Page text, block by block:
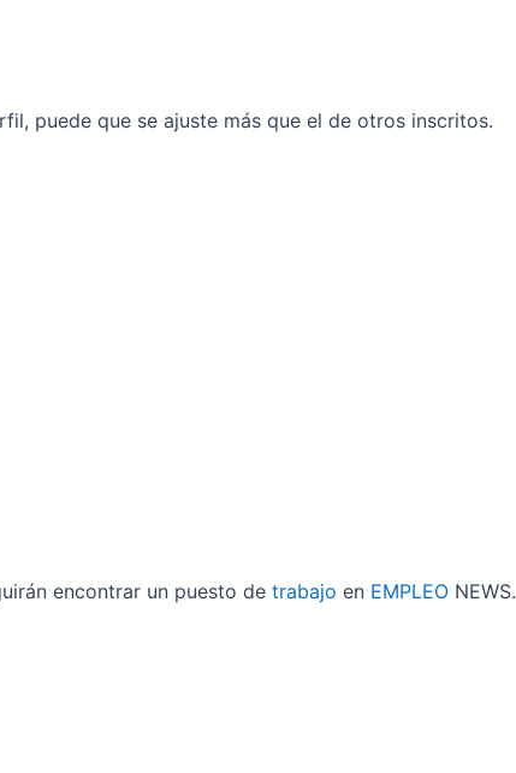
puede que se ajuste más que el de otros inscritos.
encontrar un puesto de trabajo en EMPLEO NEWS.